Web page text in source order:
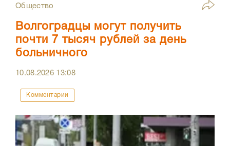
Общество
Волгоградцы могут получить
почти 7 тысяч рублей за день
больничного
10.08.2026 13:08
Комментарии